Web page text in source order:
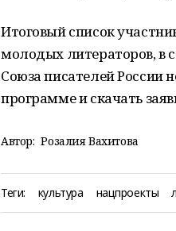
Итоговый список
молодых литераторов, в
Союза писателей России
программе и скачать
Автор: Розалия Вахитова
Теги: культура нацпроекты